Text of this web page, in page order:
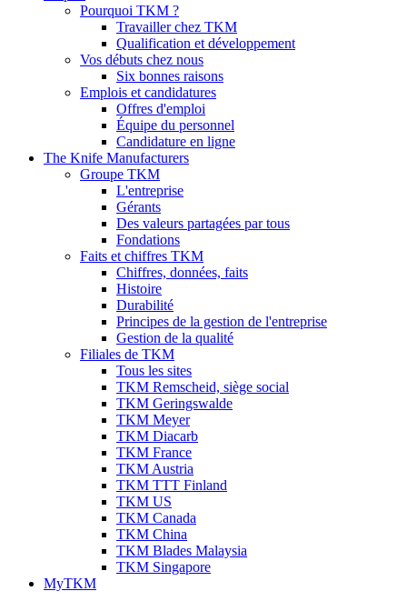
Pourquoi TKM ?
Travailler chez TKM
Qualification et développement
Vos débuts chez nous
Six bonnes raisons
Emplois et candidatures
Offres d'emploi
Équipe du personnel
Candidature en ligne
The Knife Manufacturers
Groupe TKM
L'entreprise
Gérants
Des valeurs partagées par tous
Fondations
Faits et chiffres TKM
Chiffres, données, faits
Histoire
Durabilité
Principes de la gestion de l'entreprise
Gestion de la qualité
Filiales de TKM
Tous les sites
TKM Remscheid, siège social
TKM Geringswalde
TKM Meyer
TKM Diacarb
TKM France
TKM Austria
TKM TTT Finland
TKM US
TKM Canada
TKM China
TKM Blades Malaysia
TKM Singapore
MyTKM